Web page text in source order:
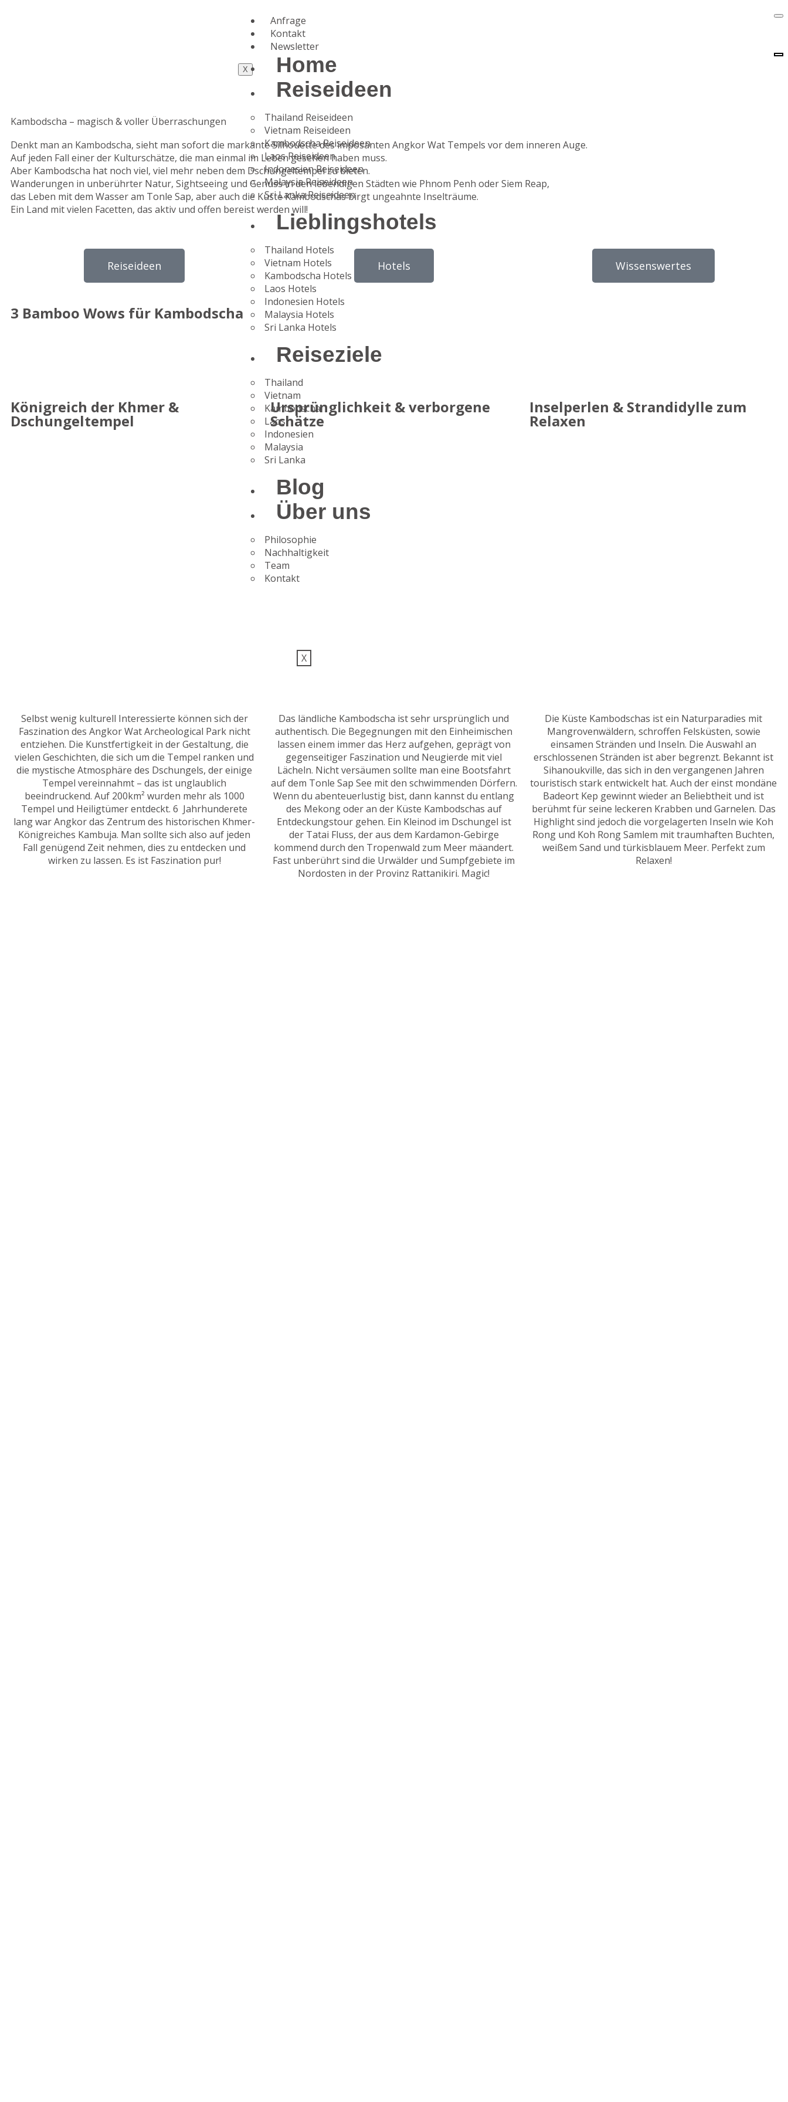
Anfrage
Kontakt
Newsletter
X
Home
Reiseideen
Thailand Reiseideen
Vietnam Reiseideen
Kambodscha Reiseideen
Laos Reiseideen
Indonesien Reiseideen
Malaysia Reiseideen
Sri Lanka Reiseideen
Lieblingshotels
Thailand Hotels
Vietnam Hotels
Kambodscha Hotels
Laos Hotels
Indonesien Hotels
Malaysia Hotels
Sri Lanka Hotels
Reiseziele
Thailand
Vietnam
Kambodscha
Laos
Indonesien
Malaysia
Sri Lanka
Blog
Über uns
Philosophie
Nachhaltigkeit
Team
Kontakt
X
Kambodscha – magisch & voller Überraschungen
Denkt man an Kambodscha, sieht man sofort die markante Silhouette des imposanten Angkor Wat Tempels vor dem inneren Auge.
Auf jeden Fall einer der Kulturschätze, die man einmal im Leben gesehen haben muss.
Aber Kambodscha hat noch viel, viel mehr neben dem Dschungeltempel zu bieten.
Wanderungen in unberührter Natur, Sightseeing und Genuss in den lebendigen Städten wie Phnom Penh oder Siem Reap,
das Leben mit dem Wasser am Tonle Sap, aber auch die Küste Kambodschas birgt ungeahnte Inselträume.
Ein Land mit vielen Facetten, das aktiv und offen bereist werden will!
Reiseideen Hotels Wissenswertes
3 Bamboo Wows für Kambodscha
Königreich der Khmer &
Dschungeltempel
Selbst wenig kulturell Interessierte können sich der
Faszination des Angkor Wat Archeological Park nicht
entziehen. Die Kunstfertigkeit in der Gestaltung, die
vielen Geschichten, die sich um die Tempel ranken und
die mystische Atmosphäre des Dschungels, der einige
Tempel vereinnahmt – das ist unglaublich
beeindruckend. Auf 200km² wurden mehr als 1000
Tempel und Heiligtümer entdeckt. 6 Jahrhunderete
lang war Angkor das Zentrum des historischen Khmer-
Königreiches Kambuja. Man sollte sich also auf jeden
Fall genügend Zeit nehmen, dies zu entdecken und
wirken zu lassen. Es ist Faszination pur!
Ursprünglichkeit & verborgene
Schätze
Das ländliche Kambodscha ist sehr ursprünglich und
authentisch. Die Begegnungen mit den Einheimischen
lassen einem immer das Herz aufgehen, geprägt von
gegenseitiger Faszination und Neugierde mit viel
Lächeln. Nicht versäumen sollte man eine Bootsfahrt
auf dem Tonle Sap See mit den schwimmenden Dörfern.
Wenn du abenteuerlustig bist, dann kannst du entlang
des Mekong oder an der Küste Kambodschas auf
Entdeckungstour gehen. Ein Kleinod im Dschungel ist
der Tatai Fluss, der aus dem Kardamon-Gebirge
kommend durch den Tropenwald zum Meer mäandert.
Fast unberührt sind die Urwälder und Sumpfgebiete im
Nordosten in der Provinz Rattanikiri. Magic!
Inselperlen & Strandidylle zum
Relaxen
Die Küste Kambodschas ist ein Naturparadies mit
Mangrovenwäldern, schroffen Felsküsten, sowie
einsamen Stränden und Inseln. Die Auswahl an
erschlossenen Stränden ist aber begrenzt. Bekannt ist
Sihanoukville, das sich in den vergangenen Jahren
touristisch stark entwickelt hat. Auch der einst mondäne
Badeort Kep gewinnt wieder an Beliebtheit und ist
berühmt für seine leckeren Krabben und Garnelen. Das
Highlight sind jedoch die vorgelagerten Inseln wie Koh
Rong und Koh Rong Samlem mit traumhaften Buchten,
weißem Sand und türkisblauem Meer. Perfekt zum
Relaxen!